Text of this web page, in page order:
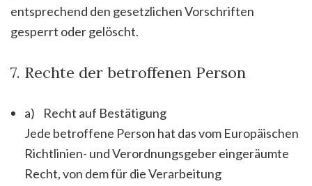
entsprechend den gesetzlichen Vorschriften
gesperrt oder gelöscht.
7. Rechte der betroffenen Person
a) Recht auf Bestätigung
Jede betroffene Person hat das vom Europäischen
Richtlinien- und Verordnungsgeber eingeräumte
Recht, von dem für die Verarbeitung